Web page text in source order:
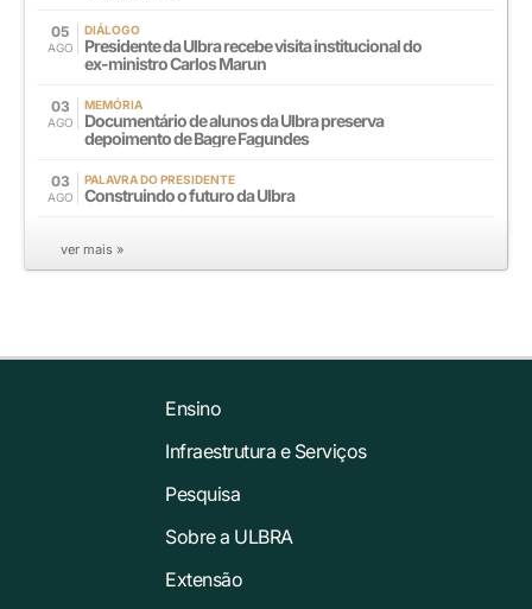
05
AGO
DIÁLOGO
Presidente da Ulbra recebe visita institucional do
ex-ministro Carlos Marun
03
AGO
MEMÓRIA
Documentário de alunos da Ulbra preserva
depoimento de Bagre Fagundes
03
AGO
PALAVRA DO PRESIDENTE
Construindo o futuro da Ulbra
ver mais »
Ensino
Infraestrutura e Serviços
Pesquisa
Sobre a ULBRA
Extensão